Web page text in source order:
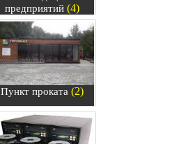
предприятий(4)
Пункт проката (2)